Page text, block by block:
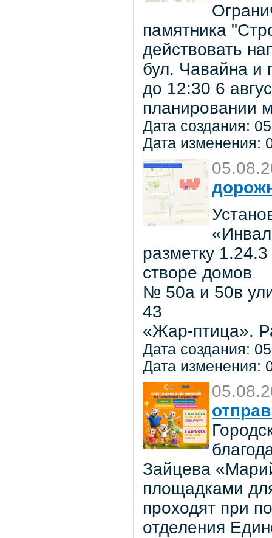
памятника
действовать
бул. Чавайна и
до 12:30 6
планировании
Дата создания:
Дата изменения:
разметку
створе домов
№ 50а и 50в
43
«Жар-птица».
Дата создания:
Дата изменения:
Зайцева
площадками
проходят при
отделения